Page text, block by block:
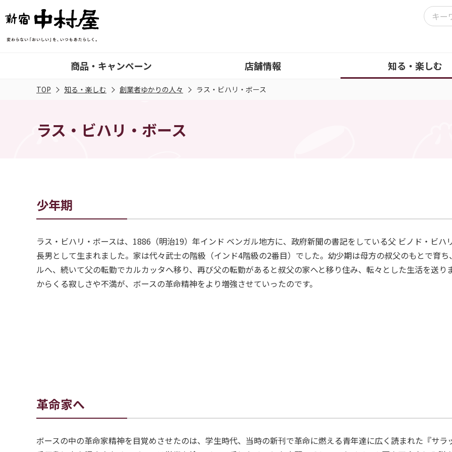
商品・キャンペーン 店舗情報 知る・楽しむ
TOP 知る・楽しむ 創業者ゆかりの人々 ラス・ビハリ・ボース
ラス・ビハリ・ボース
少年期
ラス・ビハリ・ボースは、1886（明治19）年インド ベンガル地方に、政府新聞の書記をしている父 ビノド・ビハ
長男として生まれました。家は代々武士の階級（インド4階級の2番目）でした。幼少期は母方の叔父のもとで育
ルへ、続いて父の転勤でカルカッタへ移り、再び父の転勤があると叔父の家へと移り住み、転々とした生活を送り
からくる寂しさや不満が、ボースの革命精神をより増強させていったのです。
革命家へ
ボースの中の革命家精神を目覚めさせたのは、学生時代、当時の新刊で革命に燃える青年達に広く読まれた『サ